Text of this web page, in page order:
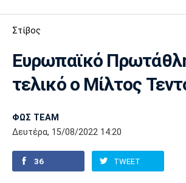
ΣΠΟΡ
AUTO-MOTO
Ποδόσφαιρο
Super League 1
Super League 2
Γ Εθνική
Ελλάδα
Μπάσκετ
Ελλάδα
Εθνική
EuroLeague
Ολυμπιακοί Αγώνες
Βόλεϊ
Πόλο
Ολυμπιακός ΑΕΚ
Παναθηναϊκός Ατρόμητος
Στίβος
Ευρωπαϊκό
τελικό ο Μίλτος
ΦΩΣ TEAM
Δευτέρα, 15/08/2022 14:20
36 TWEET